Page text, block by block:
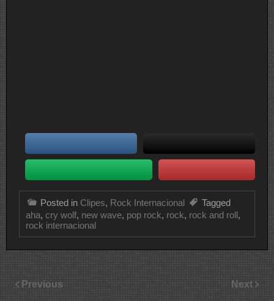
Posted in Clipes, Rock Internacional
Tagged
aha, cry wolf, new wave, pop rock, rock, rock and roll,
rock internacional
Previous Next